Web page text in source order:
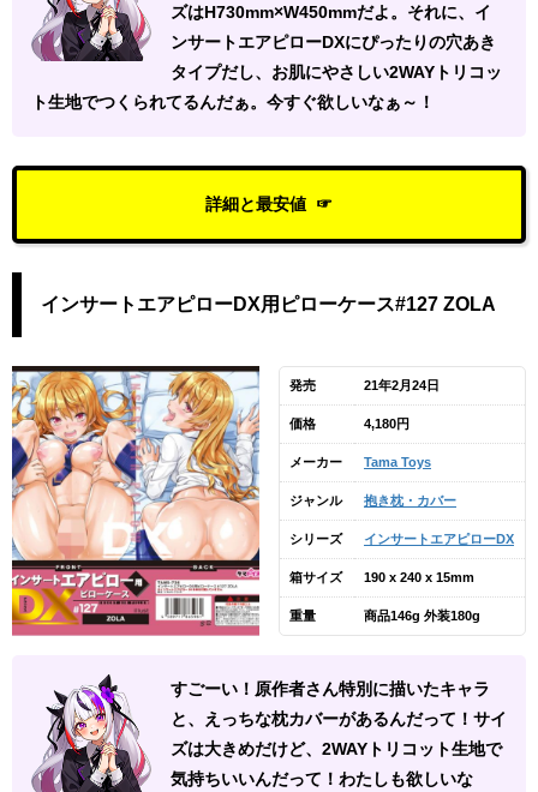
ズはH730mm×W450mmだよ。それに、イ
ンサートエアピローDXにぴったりの穴あき
タイプだし、お肌にやさしい2WAYトリコッ
ト生地でつくられてるんだぁ。今すぐ欲しいなぁ～！
詳細と最安値
インサートエアピローDX用ピローケース#127 ZOLA
発売 21年2月24日
価格 4,180円
メーカー Tama Toys
ジャンル 抱き枕・カバー
シリーズ インサートエアピローDX
箱サイズ 190 x 240 x 15mm
重量 商品146g 外装180g
すごーい！原作者さん特別に描いたキャラ
と、えっちな枕カバーがあるんだって！サイ
ズは大きめだけど、2WAYトリコット生地で
気持ちいいんだって！わたしも欲しいな